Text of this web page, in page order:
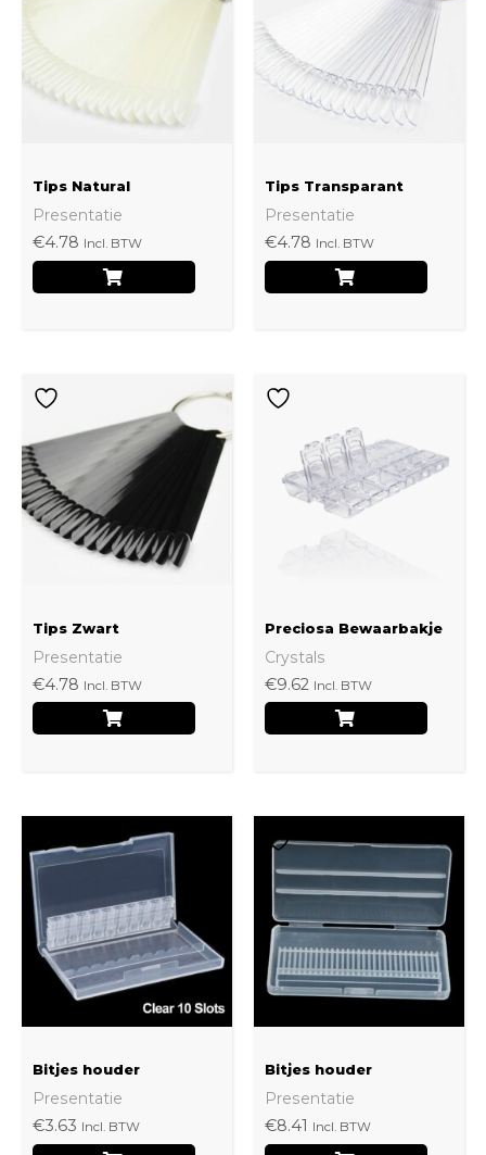
Tips Natural
Presentatie
€4.78 Incl. BTW
Tips Transparant
Presentatie
€4.78 Incl. BTW
heeft
Tips Zwart
Presentatie
€4.78 Incl. BTW
Preciosa Bewaarbakje
Crystals
€9.62 Incl. BTW
Bitjes houder
Presentatie
€3.63 Incl. BTW
Bitjes houder
Presentatie
€8.41 Incl. BTW